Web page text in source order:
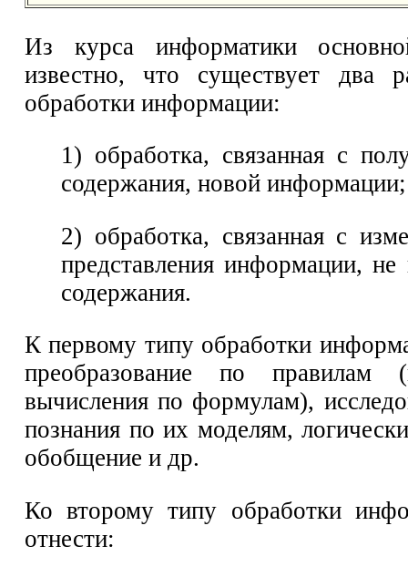
Из курса информатики
известно, что существует два
обработки информации:
1) обработка, связанная с
содержания, новой информации;
2) обработка, связанная с
представления информации,
содержания.
К первому типу обработки
преобразование по
вычисления по формулам),
познания по их моделям,
обобщение и др.
Ко второму типу обработки
отнести: